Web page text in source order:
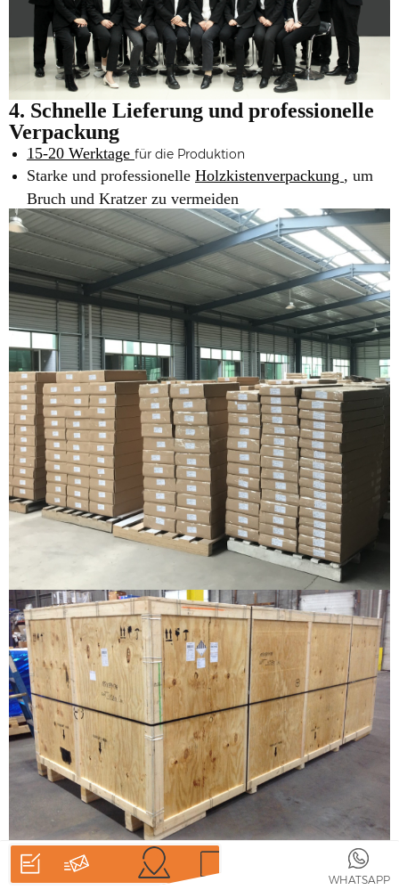
4. Schnelle Lieferung und professionelle
Verpackung
15-20 Werktage für die Produktion
Starke und professionelle Holzkistenverpackung , um
Bruch und Kratzer zu vermeiden
HEIM PRODUKTE WHATSAPP